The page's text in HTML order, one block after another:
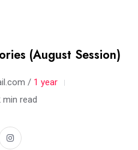
(August Session)
/ 1 year
min read